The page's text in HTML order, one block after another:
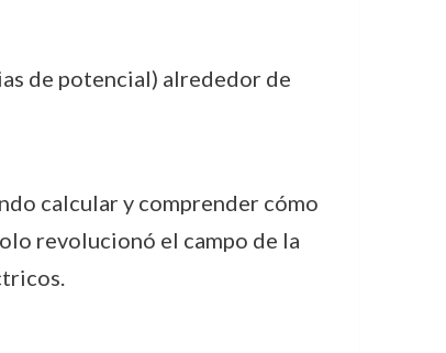
de potencial) alrededor de
calcular y comprender cómo
revolucionó el campo de la